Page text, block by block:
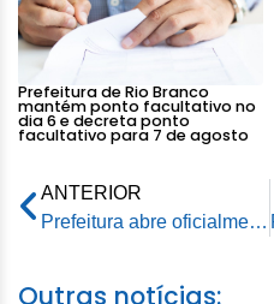
Prefeitura de Rio Branco
mantém ponto facultativo no
dia 6 e decreta ponto
facultativo para 7 de agosto
ANTERIOR
Prefeitura abre oficialmente calendário junino de 2024 com o 14º esquenta
Outras notícias: